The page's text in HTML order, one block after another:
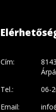
Cím:
Tel.:
06-
Email: